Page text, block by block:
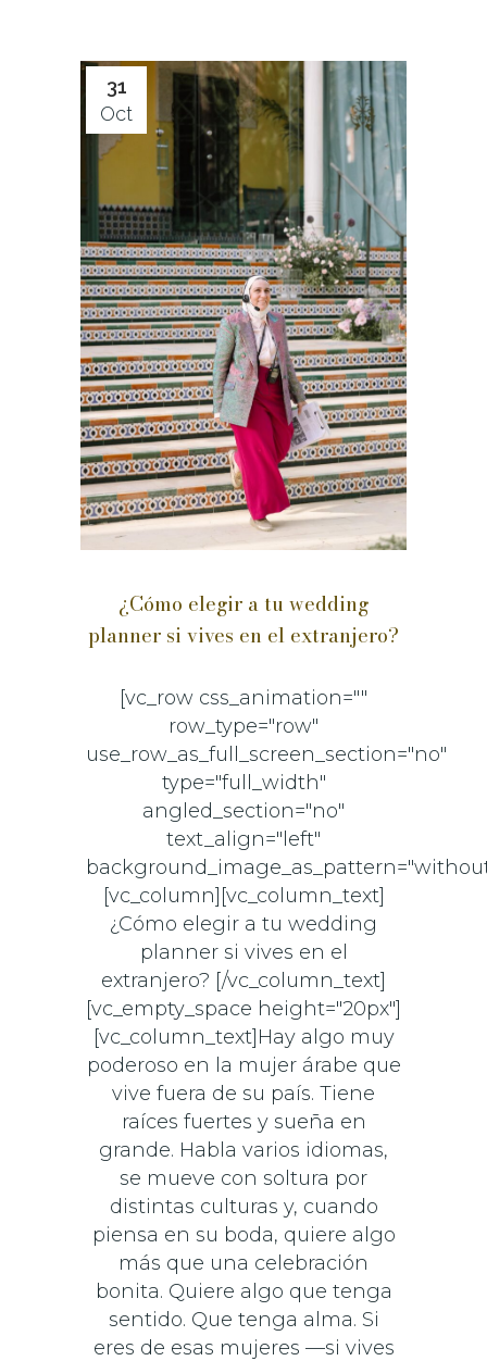
31
Oct
¿Cómo elegir a tu wedding
planner si vives en el extranjero?
[vc_row css_animation=""
row_type="row"
use_row_as_full_screen_section="no"
type="full_width"
angled_section="no"
text_align="left"
[vc_column][vc_column_text]
¿Cómo elegir a tu wedding
planner si vives en el
extranjero? [/vc_column_text]
[vc_empty_space height="20px"]
[vc_column_text]Hay algo muy
poderoso en la mujer árabe que
vive fuera de su país. Tiene
raíces fuertes y sueña en
grande. Habla varios idiomas,
se mueve con soltura por
distintas culturas y, cuando
piensa en su boda, quiere algo
más que una celebración
bonita. Quiere algo que tenga
sentido. Que tenga alma. Si
eres de esas mujeres —si vives